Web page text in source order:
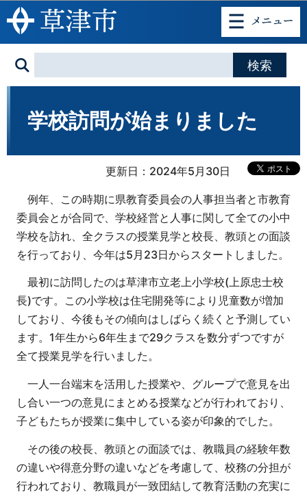
このページの本文へ移動
学校訪問が始まりました
更新日：2024年5月30日
例年、この時期に県教育委員会の人事担当者と市教育
委員会とが合同で、学校経営と人事に関して全ての小中
学校を訪れ、全クラスの授業見学と校長、教頭との面談
を行っており、今年は5月23日からスタートしました。
最初に訪問したのは草津市立老上小学校(上原忠士校
長)です。この小学校は住宅開発等により児童数が増加
しており、今後もその傾向はしばらく続くと予測してい
ます。1年生から6年生まで29クラスを数分ずつですが
全て授業見学を行いました。
一人一台端末を活用した授業や、グループで意見を出
し合い一つの意見にまとめる授業などが行われており、
子どもたちが授業に集中している姿が印象的でした。
その後の校長、教頭との面談では、教職員の経験年数
の違いや得意分野の違いなどを考慮して、校務の分担が
行われており、教職員が一致団結して教育活動の充実に